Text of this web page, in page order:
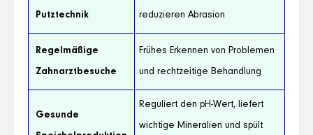
Putztechnik reduzieren Abrasion
Regelmäßige
Zahnarztbesuche
Frühes Erkennen von Problemen
und rechtzeitige Behandlung
Gesunde
Reguliert den pH-Wert, liefert
wichtige Mineralien und spült